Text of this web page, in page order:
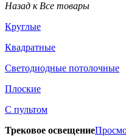
Назад к Все товары
Круглые
Квадратные
Светодиодные потолочные
Плоские
С пультом
Трековое освещение